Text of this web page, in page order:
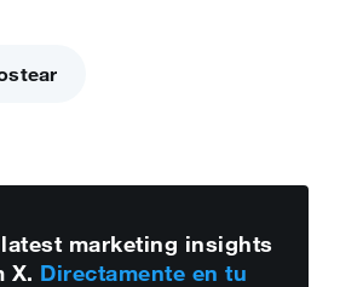
marketing insights
X. Directamente en tu